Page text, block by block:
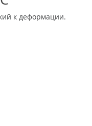
к деформации.